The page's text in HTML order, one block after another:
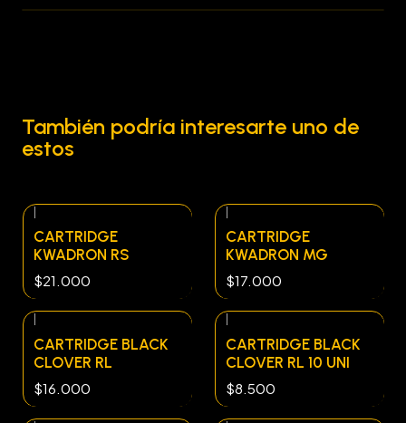
También podría interesarte uno de
estos
CARTRIDGE
KWADRON RS
$21.000
CARTRIDGE
KWADRON MG
$17.000
CARTRIDGE BLACK
CLOVER RL
$16.000
CARTRIDGE BLACK
CLOVER RL 10 UNI
$8.500